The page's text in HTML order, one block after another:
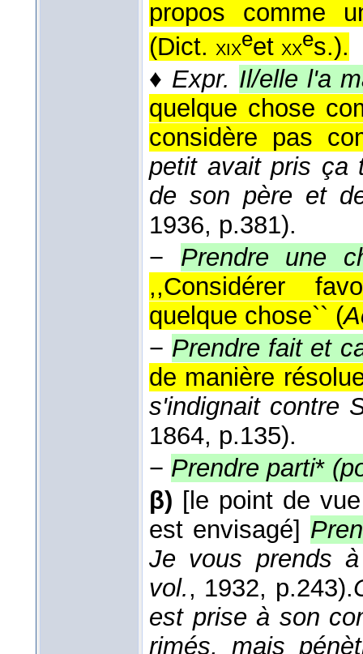
propos comme
(Dict. xixeet xxes.).
♦ Expr. Il/elle l'a
quelque chose
considère pas
petit avait pris ça
de son père et
1936, p.381).
− Prendre une
,,Considérer
quelque chose`` (
− Prendre fait et
de manière
s'indignait contre
1864, p.135).
− Prendre parti*
β) [le point de
est envisagé]
Je vous prends
vol., 1932, p.243).
est prise à son
rimés, mais